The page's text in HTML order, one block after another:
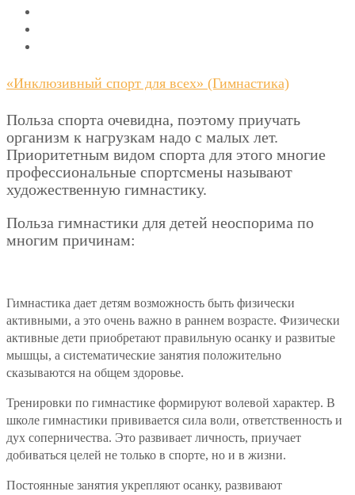
«Инклюзивный спорт для всех» (Гимнастика)
Польза спорта очевидна, поэтому приучать
организм к нагрузкам надо с малых лет.
Приоритетным видом спорта для этого многие
профессиональные спортсмены называют
художественную гимнастику.
Польза гимнастики для детей неоспорима по
многим причинам:
Гимнастика дает детям возможность быть физически
активными, а это очень важно в раннем возрасте. Физически
активные дети приобретают правильную осанку и развитые
мышцы, а систематические занятия положительно
сказываются на общем здоровье.
Тренировки по гимнастике формируют волевой характер. В
школе гимнастики прививается сила воли, ответственность и
дух соперничества. Это развивает личность, приучает
добиваться целей не только в спорте, но и в жизни.
Постоянные занятия укрепляют осанку, развивают